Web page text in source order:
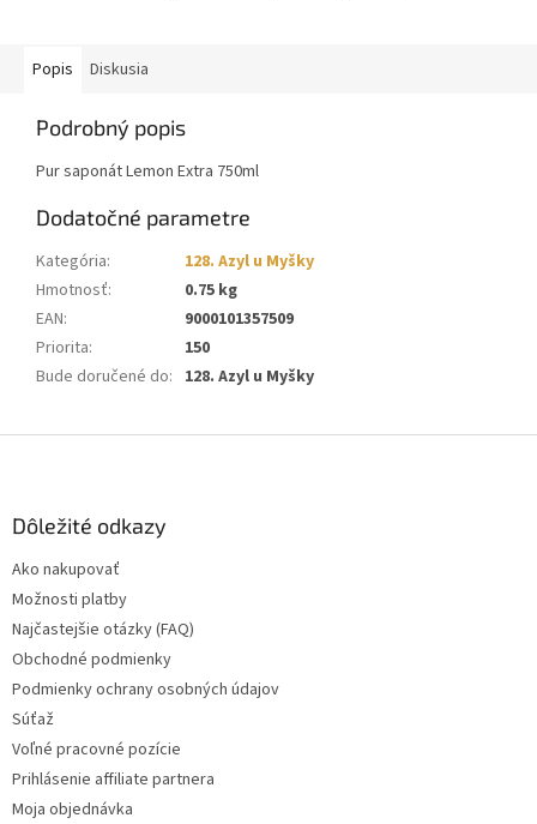
Popis Diskusia
Podrobný popis
Pur saponát Lemon Extra 750ml
Dodatočné parametre
Kategória:
128. Azyl u Myšky
Hmotnosť:
0.75 kg
EAN:
9000101357509
Priorita:
150
Bude doručené do: 128. Azyl u Myšky
Dôležité odkazy
Ako nakupovať
Možnosti platby
Najčastejšie otázky (FAQ)
Obchodné podmienky
Podmienky ochrany osobných údajov
Súťaž
Voľné pracovné pozície
Prihlásenie affiliate partnera
Moja objednávka